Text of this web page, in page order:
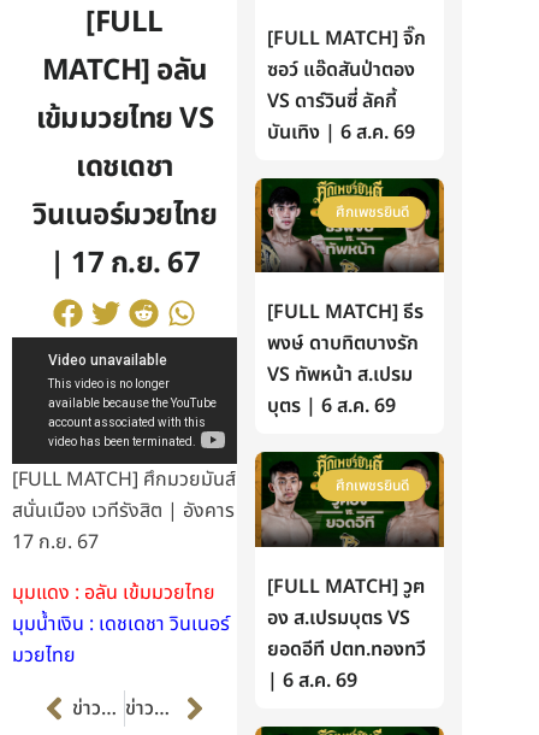
[FULL
MATCH] อลัน
เข้มมวยไทย VS
เดชเดชา
วินเนอร์มวยไทย
| 17 ก.ย. 67
[FULL MATCH] ศึกมวยมันส์
สนั่นเมือง เวทีรังสิต | อังคาร
17 ก.ย. 67
มุมแดง : อลัน เข้มมวยไทย
มุมน้ำเงิน : เดชเดชา วินเนอร์
มวยไทย
Prevข่าวก่อนหน้า ข่าวต่อไป Next
[FULL MATCH] จิ๊ก
ซอว์ แอ๊ดสันป่าตอง
VS ดาร์วินซี่ ลัคกี้
บันเทิง | 6 ส.ค. 69
ศึกเพชรยินดี
[FULL MATCH] ธีร
พงษ์ ดาบทิตบางรัก
VS ทัพหน้า ส.เปรม
บุตร | 6 ส.ค. 69
ศึกเพชรยินดี
[FULL MATCH] วูฅ
อง ส.เปรมบุตร VS
ยอดอีที ปตท.ทองทวี
| 6 ส.ค. 69